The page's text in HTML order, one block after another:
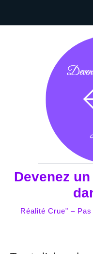
Devenez
Réalité Crue" –